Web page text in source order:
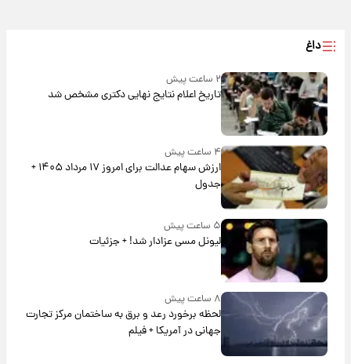
داغ
۲ ساعت پیش
تاریخ اعلام نتایج نهایی دکتری مشخص شد
۴ ساعت پیش
ارزش سهام عدالت برای امروز ۱۷ مرداد ۱۴۰۵ +
جدول
۵ ساعت پیش
لیونل مسی عزادار شد! + جزئیات
۸ ساعت پیش
لحظه برخورد رعد و برق به ساختمان مرکز تجارت
جهانی در آمریکا + فیلم